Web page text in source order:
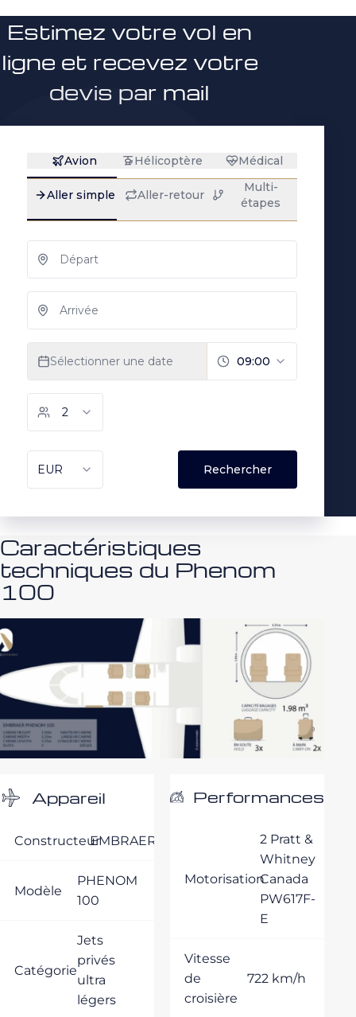
Estimez votre vol en
ligne et recevez votre
devis par mail
Caractéristiques
techniques du Phenom
100
Appareil
ConstructeurEMBRAER
Modèle
PHENOM
100
Catégorie
Jets
privés
ultra
légers
Performances
Motorisation
2 Pratt &
Whitney
Canada
PW617F-
E
Vitesse
de
croisière
722 km/h